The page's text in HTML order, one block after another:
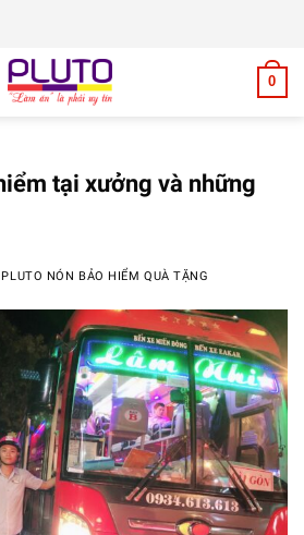
0
tại xưởng và những
PLUTO NÓN BẢO HIỂM QUÀ TẶNG